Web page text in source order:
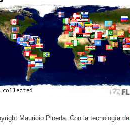
Mauricio Pineda. Con la tecnología de